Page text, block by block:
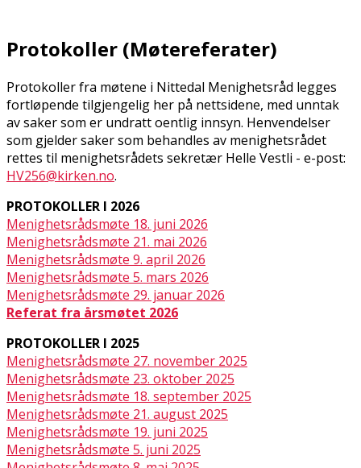
Protokoller (Møtereferater)
Protokoller fra møtene i Nittedal Menighetsråd legges
fortløpende tilgjengelig her på nettsidene, med unntak
av saker som er undratt offentlig innsyn. Henvendelser
som gjelder saker som behandles av menighetsrådet
rettes til menighetsrådets sekretær Helle Vestli - e-post:
HV256@kirken.no.
PROTOKOLLER I 2026
Menighetsrådsmøte 18. juni 2026
Menighetsrådsmøte 21. mai 2026
Menighetsrådsmøte 9. april 2026
Menighetsrådsmøte 5. mars 2026
Menighetsrådsmøte 29. januar 2026
Referat fra årsmøtet 2026
PROTOKOLLER I 2025
Menighetsrådsmøte 27. november 2025
Menighetsrådsmøte 23. oktober 2025
Menighetsrådsmøte 18. september 2025
Menighetsrådsmøte 21. august 2025
Menighetsrådsmøte 19. juni 2025
Menighetsrådsmøte 5. juni 2025